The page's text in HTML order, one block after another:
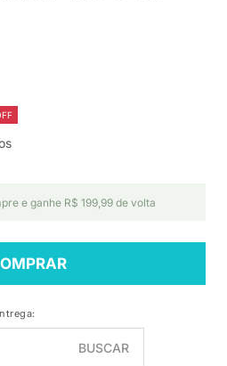
e ganhe R$ 199,99 de volta
BUSCAR